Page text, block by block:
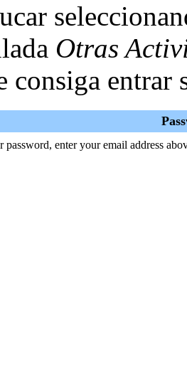
Otras
consiga entrar
enter your email address